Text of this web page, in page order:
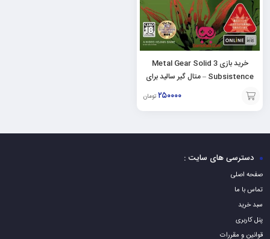
خرید بازی Metal Gear Solid 3
Subsistence – متال گیر سالید برای
۲۵۰۰۰۰ تومان
افزودن
به
دسترسی های سایت :
صفحه اصلی
تماس با ما
سبد خرید
پنل کاربری
قوانین و مقررات